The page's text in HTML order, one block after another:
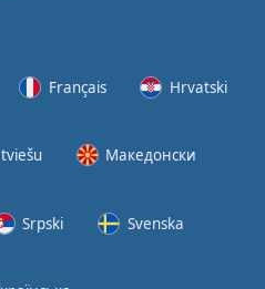
Français Hrvatski
Македонски
Srpski Svenska